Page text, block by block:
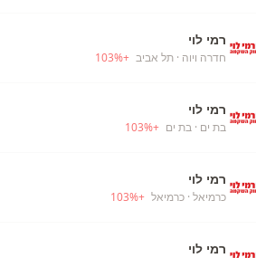
רמי לוי
חדרה ויוה · תל אביב +
103%
רמי לוי
בת ים · בת ים +
103%
רמי לוי
כרמיאל · כרמיאל +
103%
רמי לוי